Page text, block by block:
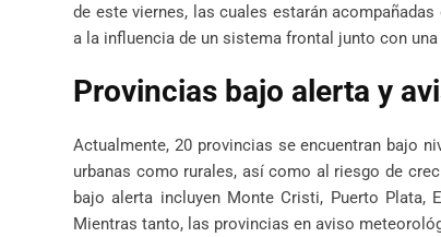
de este viernes, las cuales estarán acompañadas
a la influencia de un sistema frontal junto con
Provincias bajo alerta y
Actualmente, 20 provincias se encuentran bajo
urbanas como rurales, así como al riesgo de
bajo alerta incluyen Monte Cristi, Puerto Plata,
Mientras tanto, las provincias en aviso